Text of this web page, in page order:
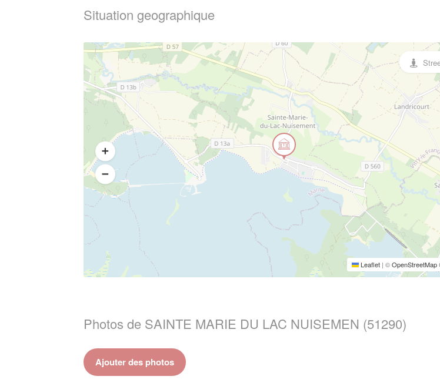
Situation geographique
Leaflet | ©OpenStreetMap
Photos de SAINTE MARIE DU LAC NUISEMEN (51290)
Ajouter des photos